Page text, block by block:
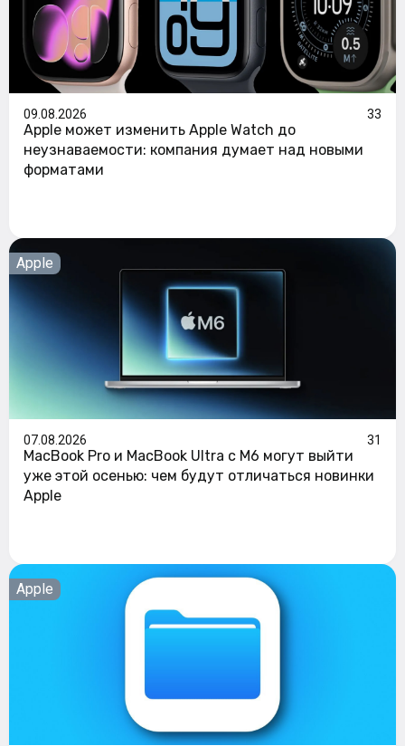
09.08.2026 33
Apple может изменить Apple Watch до
неузнаваемости: компания думает над новыми
форматами
Apple
07.08.2026 31
MacBook Pro и MacBook Ultra с M6 могут выйти
уже этой осенью: чем будут отличаться новинки
Apple
Apple